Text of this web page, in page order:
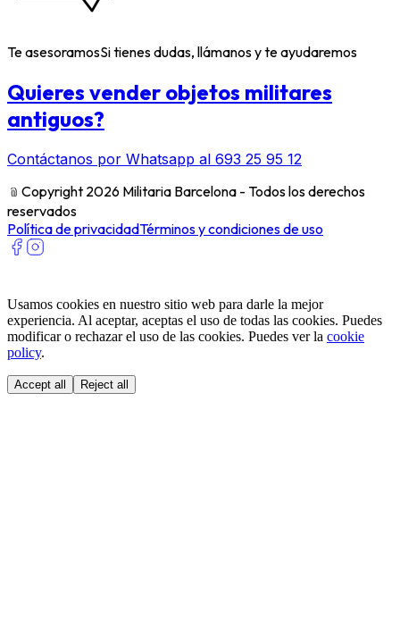
Te asesoramosSi tienes dudas, llámanos y te ayudaremos
Quieres vender objetos militares
antiguos?
Contáctanos por Whatsapp al 693 25 95 12
﹫ Copyright 2026 Militaria Barcelona - Todos los derechos
reservados
Política de privacidadTérminos y condiciones de uso
Usamos cookies en nuestro sitio web para darle la mejor
experiencia. Al aceptar, aceptas el uso de todas las cookies. Puedes
modificar o rechazar el uso de las cookies. Puedes ver la cookie
policy.
Accept all Reject all